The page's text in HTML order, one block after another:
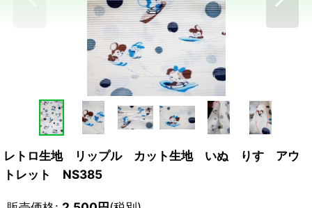
レトロ生地 リップル カット生地 いぬ りす アウ
トレット NS385